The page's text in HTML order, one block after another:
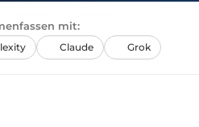
mit:
Claude Grok